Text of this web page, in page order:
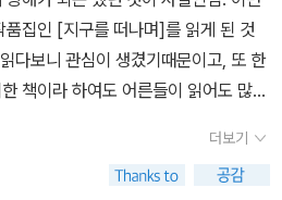
돈을 받으며 처음으로 ‘고맙다’는 인
니와 친해지고, 할머니의 따뜻한 관심
는 법 등을 배워 다른 환자들을 돕게
다. 할머니의 남자 친구는 기타도 치고,
에 오디션을 보러 가기도 하는 신세대
집인 [지구를 떠나며]를 읽게 된 것
다보니 관심이 생겼기때문이고, 또 한
책이라 하여도 어른들이 읽어도 많은
라는데 대한 약간의 아쉬움이 있었기
리 아이들을 위해 쓴 글을 읽고싶었
더보기